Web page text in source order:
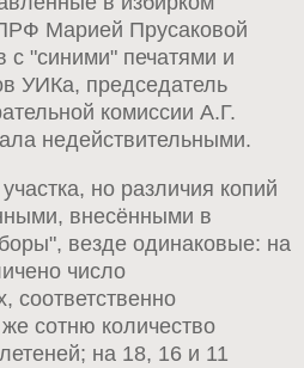
Марией Прусаковой
с "синими" печатями и
УИКа, председатель
комиссии А.Г.
недействительными.
но различия копий
внесёнными в
везде одинаковые: на
число
соответственно
сотню количество
на 18, 16 и 11